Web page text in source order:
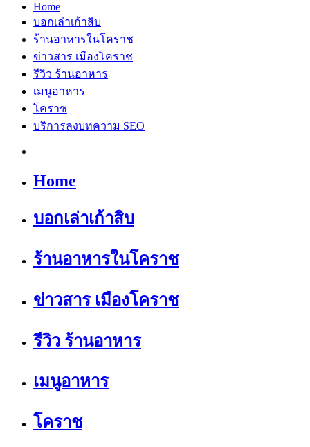
Home
บอกเล่าเก้าสิบ
ร้านอาหารในโคราช
ข่าวสาร เมืองโคราช
รีวิว ร้านอาหาร
เมนูอาหาร
โคราช
บริการลงบทความ SEO
Home
บอกเล่าเก้าสิบ
ร้านอาหารในโคราช
ข่าวสาร เมืองโคราช
รีวิว ร้านอาหาร
เมนูอาหาร
โคราช